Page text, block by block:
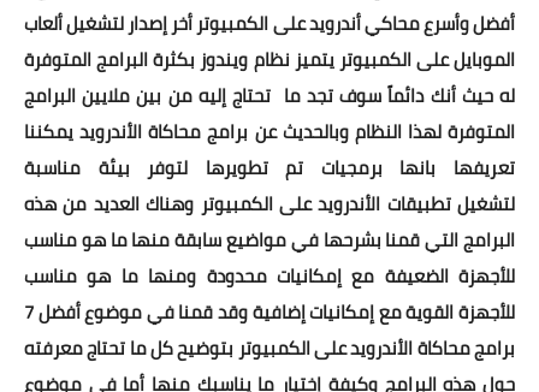
الربح من الانترنت
الحماية
أفضل وأسرع محاكي أندرويد على الكمبيوتر أخر إصدار لتشغيل ألعاب
الموبايل على الكمبيوتريتميز نظام ويندوز بكثرة البرامج المتوفرة
له حيث أنك دائماً سوف تجد ما تحتاج إليه من بين ملايين البرامج
المتوفرة لهذا النظام وبالحديث عن برامج محاكاة الأندرويد يمكننا
تعريفها بانها برمجيات تم تطويرها لتوفر بيئة مناسبة
لتشغيلتطبيقات الأندرويد على الكمبيوتر وهناك العديد من هذه
البرامج التي قمنا بشرحها في مواضيع سابقة منها ما هو مناسب
للأجهزة الضعيفة مع إمكانيات محدودة ومنها ما هو مناسب
للأجهزة القوية مع إمكانيات إضافية وقد قمنا في موضوع
أفضل 7
برامج محاكاة الأندرويد على الكمبيوتربتوضيح كل ما تحتاج معرفته
حول هذه البرامج وكيفة إختيار ما يناسبك منها أما في موضوع